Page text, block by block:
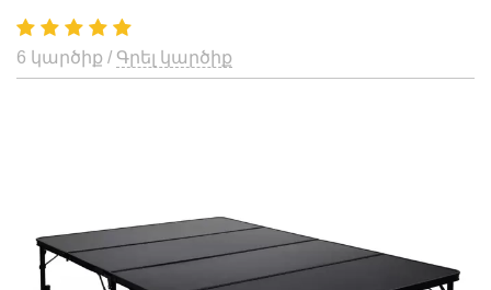
6 կարծիք / Գրել կարծիք